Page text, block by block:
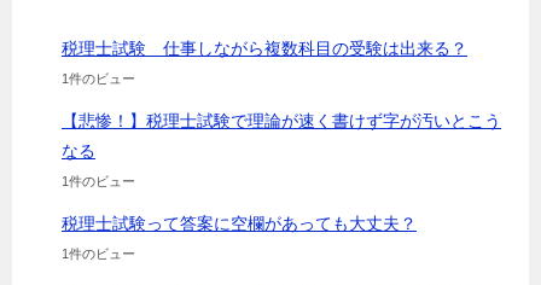
税理士試験 仕事しながら複数科目の受験は出来る？
1件のビュー
【悲惨！】税理士試験で理論が速く書けず字が汚いとこう
なる
1件のビュー
税理士試験って答案に空欄があっても大丈夫？
1件のビュー